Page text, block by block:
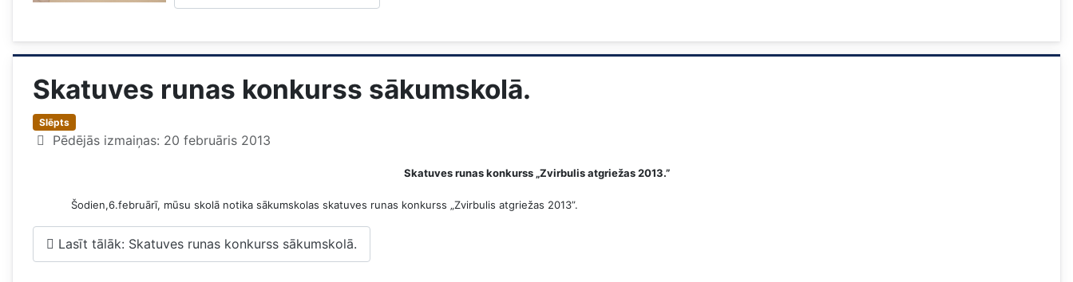
Skatuves runas konkurss sākumskolā.
Slēpts
Pēdējās izmaiņas: 20 februāris 2013
Skatuves runas konkurss „Zvirbulis atgriežas 2013.”
Šodien,6.februārī, mūsu skolā notika sākumskolas skatuves runas konkurss „Zvirbulis atgriežas 2013”.
Lasīt tālāk: Skatuves runas konkurss sākumskolā.